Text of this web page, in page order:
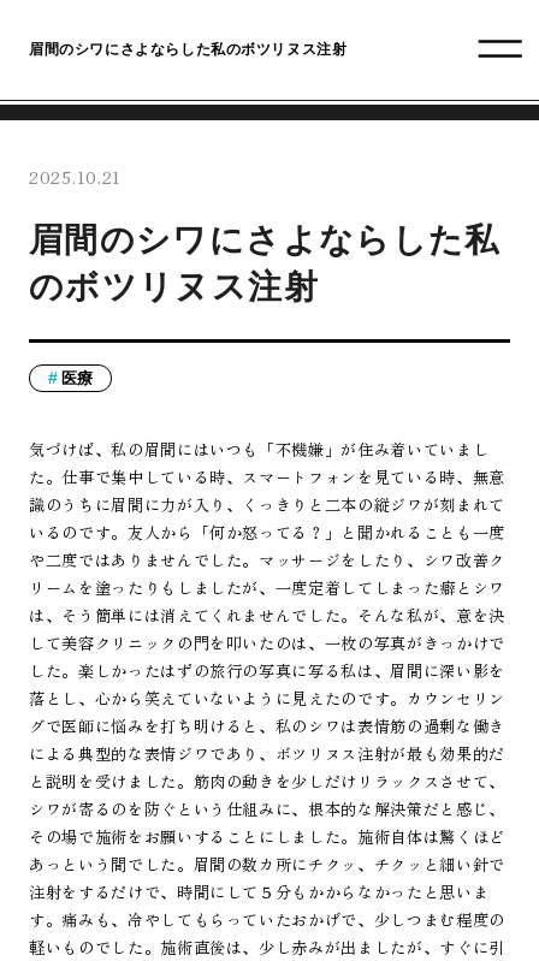
眉間のシワにさよならした私のボツリヌス注射
2025.10.21
眉間のシワにさよならした私
のボツリヌス注射
医療
気づけば、私の眉間にはいつも「不機嫌」が住み着いていまし
た。仕事で集中している時、スマートフォンを見ている時、無意
識のうちに眉間に力が入り、くっきりと二本の縦ジワが刻まれて
いるのです。友人から「何か怒ってる？」と聞かれることも一度
や二度ではありませんでした。マッサージをしたり、シワ改善ク
リームを塗ったりもしましたが、一度定着してしまった癖とシワ
は、そう簡単には消えてくれませんでした。そんな私が、意を決
して美容クリニックの門を叩いたのは、一枚の写真がきっかけで
した。楽しかったはずの旅行の写真に写る私は、眉間に深い影を
落とし、心から笑えていないように見えたのです。カウンセリン
グで医師に悩みを打ち明けると、私のシワは表情筋の過剰な働き
による典型的な表情ジワであり、ボツリヌス注射が最も効果的だ
と説明を受けました。筋肉の動きを少しだけリラックスさせて、
シワが寄るのを防ぐという仕組みに、根本的な解決策だと感じ、
その場で施術をお願いすることにしました。施術自体は驚くほど
あっという間でした。眉間の数カ所にチクッ、チクッと細い針で
注射をするだけで、時間にして５分もかからなかったと思いま
す。痛みも、冷やしてもらっていたおかげで、少しつまむ程度の
軽いものでした。施術直後は、少し赤みが出ましたが、すぐに引